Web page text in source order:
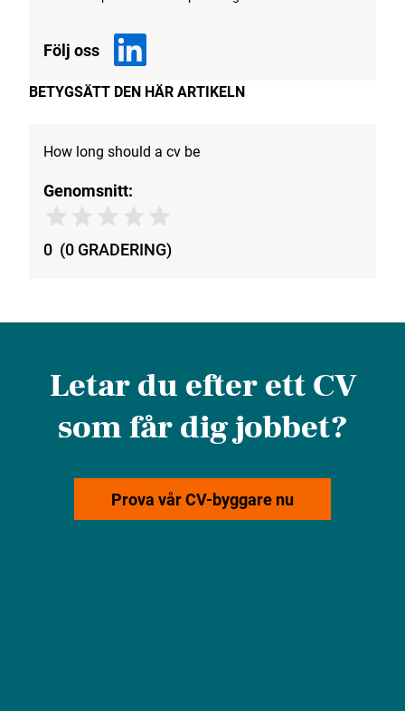
Följ oss
BETYGSÄTT DEN HÄR ARTIKELN
How long should a cv be
Genomsnitt:
0 (0 GRADERING)
Letar du efter ett CV
som får dig jobbet?
Prova vår CV-byggare nu